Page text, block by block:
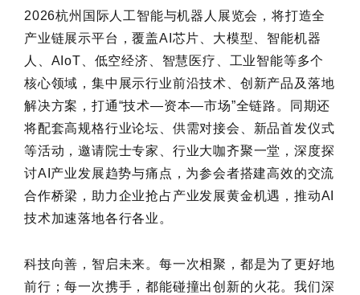
2026杭州国际人工智能与机器人展览会，将打造全
产业链展示平台，覆盖AI芯片、大模型、智能机器
人、AIoT、低空经济、智慧医疗、工业智能等多个
核心领域，集中展示行业前沿技术、创新产品及落地
解决方案，打通“技术—资本—市场”全链路。同期还
将配套高规格行业论坛、供需对接会、新品首发仪式
等活动，邀请院士专家、行业大咖齐聚一堂，深度探
讨AI产业发展趋势与痛点，为参会者搭建高效的交流
合作桥梁，助力企业抢占产业发展黄金机遇，推动AI
技术加速落地各行各业。
科技向善，智启未来。每一次相聚，都是为了更好地
前行；每一次携手，都能碰撞出创新的火花。我们深